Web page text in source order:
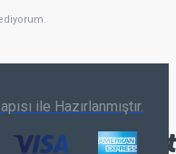
ile Hazırlanmıştır.